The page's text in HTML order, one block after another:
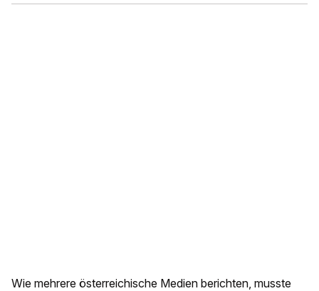
Wie mehrere österreichische Medien berichten, musste